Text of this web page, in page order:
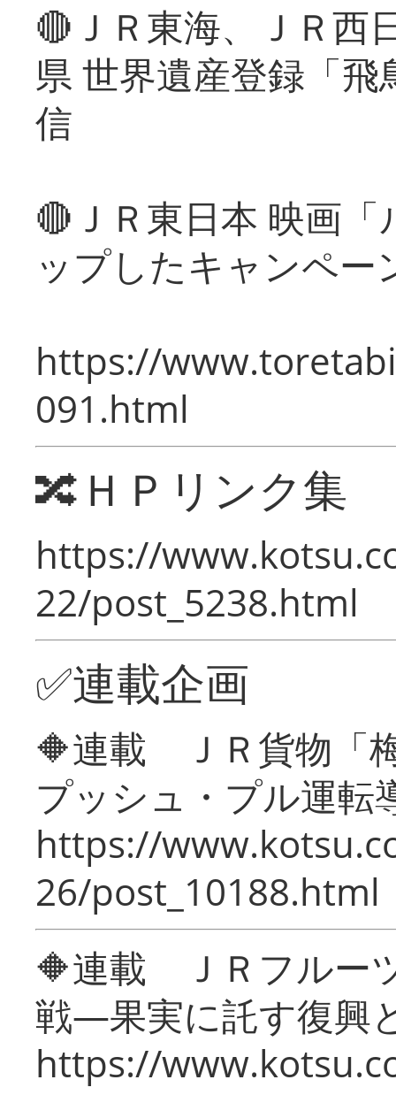
🔴ＪＲ東海、ＪＲ西
県 世界遺産登録「
信
🔴ＪＲ東日本 映画
ップしたキャンペー
https://
091.html
🔀ＨＰリンク集
https://
22/post_5238.html
✅連載企画
🔶連載 ＪＲ貨物「
プッシュ・プル運転
https://
26/post_10188.html
🔶連載 ＪＲフルー
戦―果実に託す復興
https://